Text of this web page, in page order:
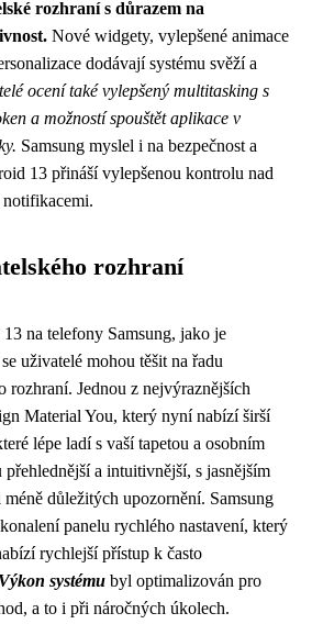
rozhraní s důrazem na
Nové widgety, vylepšené animace
dodávají systému svěží a
ocení také vylepšený multitasking s
a možností spouštět aplikace v
Samsung myslel i na bezpečnost a
13 přináší vylepšenou kontrolu nad
rozhraní
na telefony Samsung, jako je
uživatelé mohou těšit na řadu
rozhraní. Jednou z nejvýraznějších
Material You, který nyní nabízí širší
lépe ladí s vaší tapetou a osobním
přehlednější a intuitivnější, s jasnějším
důležitých upozornění. Samsung
panelu rychlého nastavení, který
rychlejší přístup k často
Výkon systému byl optimalizován pro
a to i při náročných úkolech.